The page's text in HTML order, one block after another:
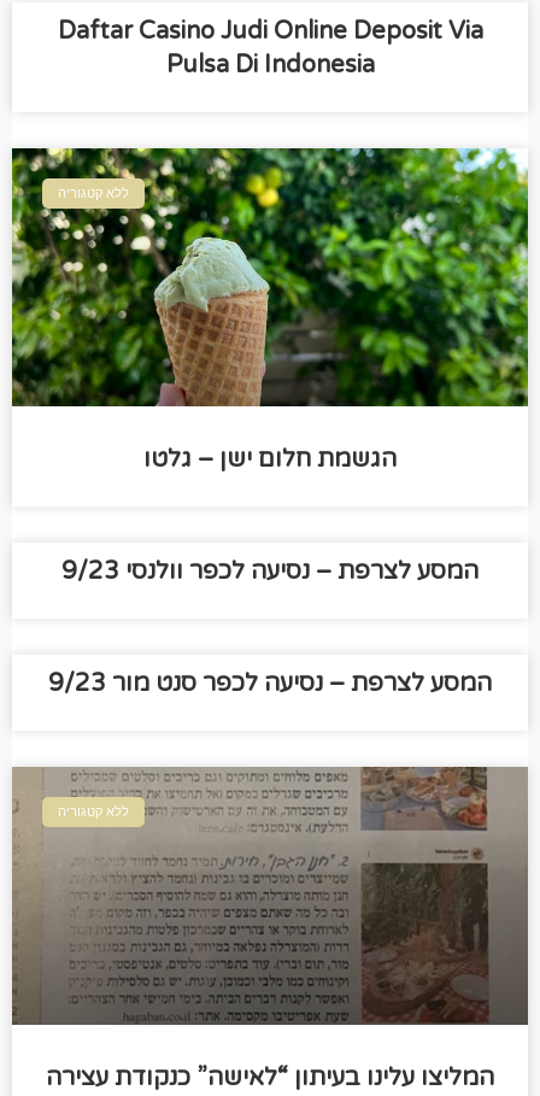
Daftar Casino Judi Online Deposit Via
Pulsa Di Indonesia
ללא קטגוריה
הגשמת חלום ישן – גלטו
המסע לצרפת – נסיעה לכפר וולנסי 9/23
המסע לצרפת – נסיעה לכפר סנט מור 9/23
ללא קטגוריה
המליצו עלינו בעיתון “לאישה” כנקודת עצירה